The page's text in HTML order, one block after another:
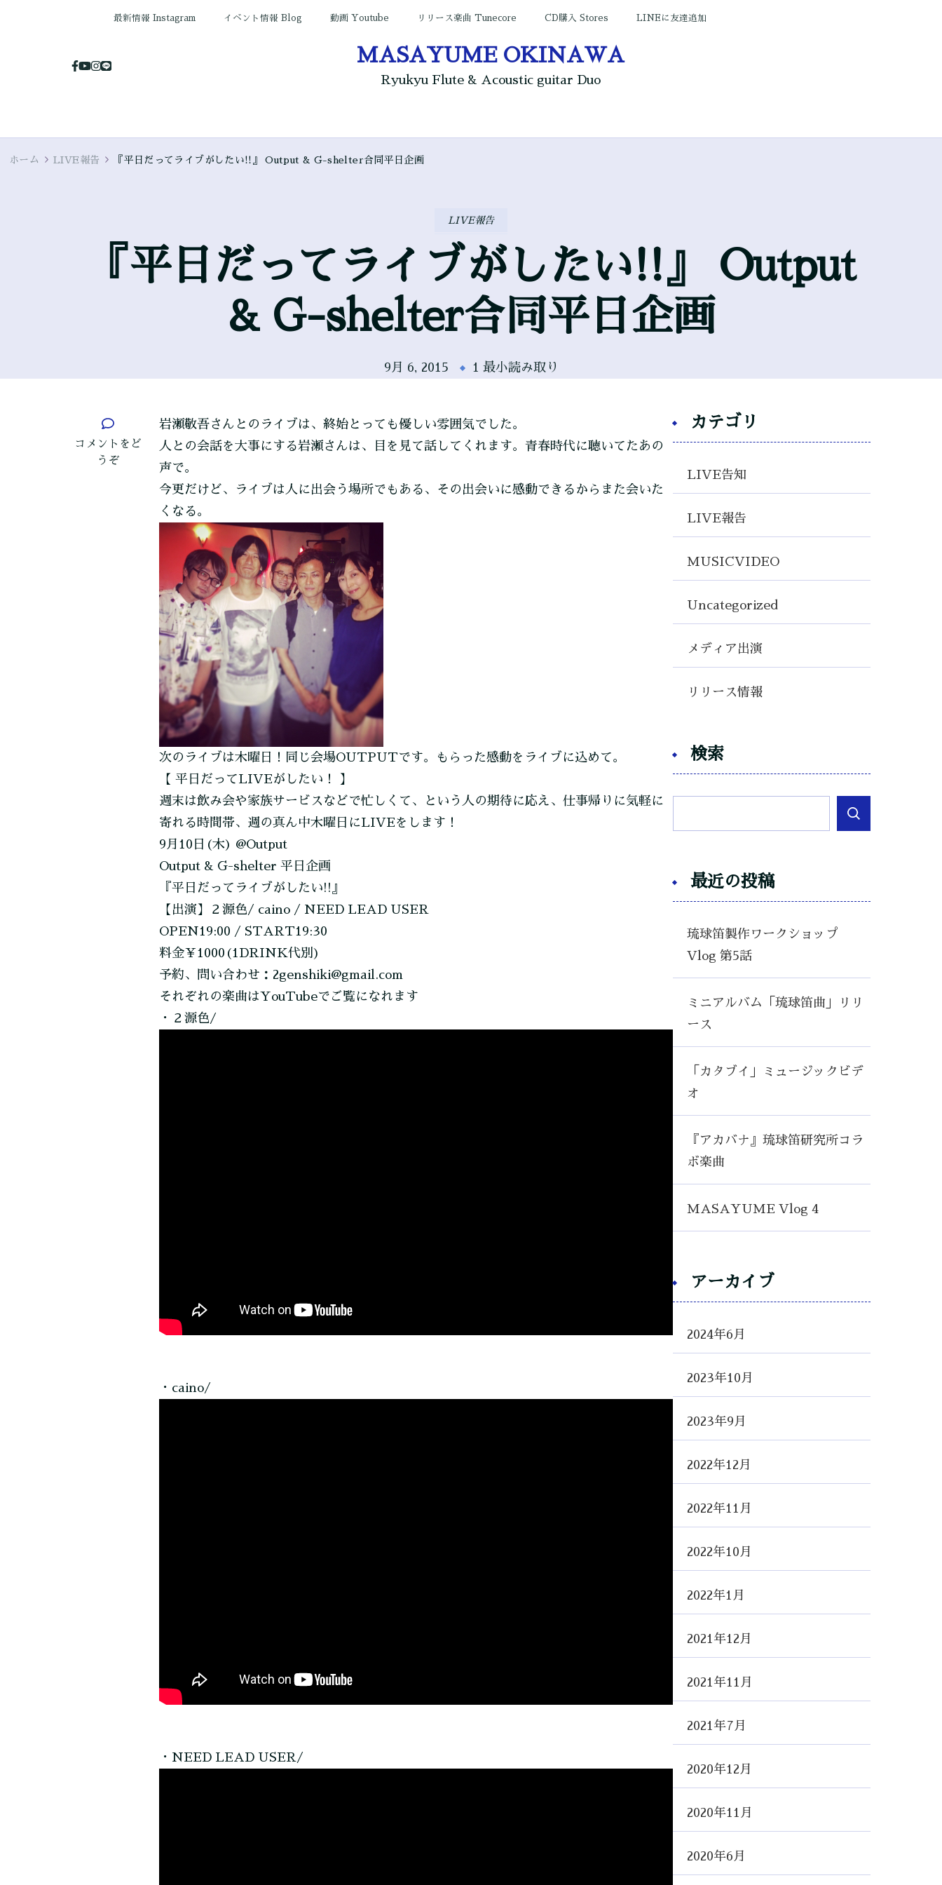
最新情報 Instagram イベント情報 Blog 動画 Youtube リリース楽曲 Tunecore CD購入 Stores LINEに友達追加
MASAYUME OKINAWA
Ryukyu Flute & Acoustic guitar Duo
ホーム LIVE報告 『平日だってライブがしたい!!』 Output & G-shelter合同平日企画
LIVE報告
『平日だってライブがしたい!!』 Output
& G-shelter合同平日企画
9月 6, 2015 1 最小読み取り
コメントをど
うぞ
(『平
日
岩瀬敬吾さんとのライブは、終始とっても優しい雰囲気でした。
人との会話を大事にする岩瀬さんは、目を見て話してくれます。青春時代に聴いてたあの
声で。
今更だけど、ライブは人に出会う場所でもある、その出会いに感動できるからまた会いた
くなる。
次のライブは木曜日！同じ会場OUTPUTです。もらった感動をライブに込めて。
【 平日だってLIVEがしたい！ 】
週末は飲み会や家族サービスなどで忙しくて、という人の期待に応え、仕事帰りに気軽に
寄れる時間帯、週の真ん中木曜日にLIVEをします！
9月10日(木) @Output
Output & G-shelter 平日企画
『平日だってライブがしたい!!』
【出演】２源色/ caino / NEED LEAD USER
OPEN19:00 / START19:30
料金￥1000(1DRINK代別)
予約、問い合わせ：2genshiki@gmail.com
それぞれの楽曲はYouTubeでご覧になれます
・２源色/
・caino/
・NEED LEAD USER/
カテゴリ
LIVE告知
LIVE報告
MUSICVIDEO
Uncategorized
メディア出演
リリース情報
検索
最近の投稿
琉球笛製作ワークショップ
Vlog 第5話
ミニアルバム「琉球笛曲」リリ
ース
「カタブイ」ミュージックビデ
オ
『アカバナ』琉球笛研究所コラ
ボ楽曲
MASAYUME Vlog 4
アーカイブ
2024年6月
2023年10月
2023年9月
2022年12月
2022年11月
2022年10月
2022年1月
2021年12月
2021年11月
2021年7月
2020年12月
2020年11月
2020年6月